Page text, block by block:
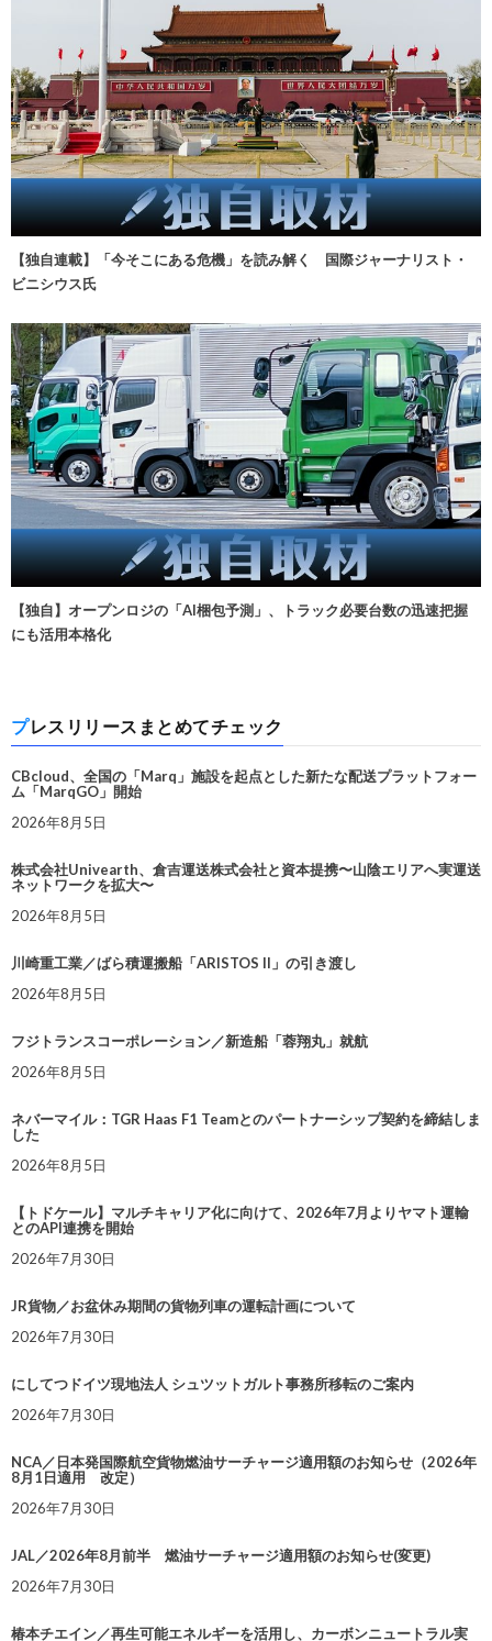
【独自連載】「今そこにある危機」を読み解く 国際ジャーナリスト・
ビニシウス氏
【独自】オープンロジの「AI梱包予測」、トラック必要台数の迅速把握
にも活用本格化
プレスリリースまとめてチェック
CBcloud、全国の「Marq」施設を起点とした新たな配送プラットフォー
ム「MarqGO」開始
2026年8月5日
株式会社Univearth、倉吉運送株式会社と資本提携〜山陰エリアへ実運送
ネットワークを拡大〜
2026年8月5日
川崎重工業／ばら積運搬船「ARISTOS II」の引き渡し
2026年8月5日
フジトランスコーポレーション／新造船「蓉翔丸」就航
2026年8月5日
ネバーマイル：TGR Haas F1 Teamとのパートナーシップ契約を締結しま
した
2026年8月5日
【トドケール】マルチキャリア化に向けて、2026年7月よりヤマト運輸
とのAPI連携を開始
2026年7月30日
JR貨物／お盆休み期間の貨物列車の運転計画について
2026年7月30日
にしてつドイツ現地法人 シュツットガルト事務所移転のご案内
2026年7月30日
NCA／日本発国際航空貨物燃油サーチャージ適用額のお知らせ（2026年
8月1日適用 改定）
2026年7月30日
JAL／2026年8月前半 燃油サーチャージ適用額のお知らせ(変更)
2026年7月30日
椿本チエイン／再生可能エネルギーを活用し、カーボンニュートラル実